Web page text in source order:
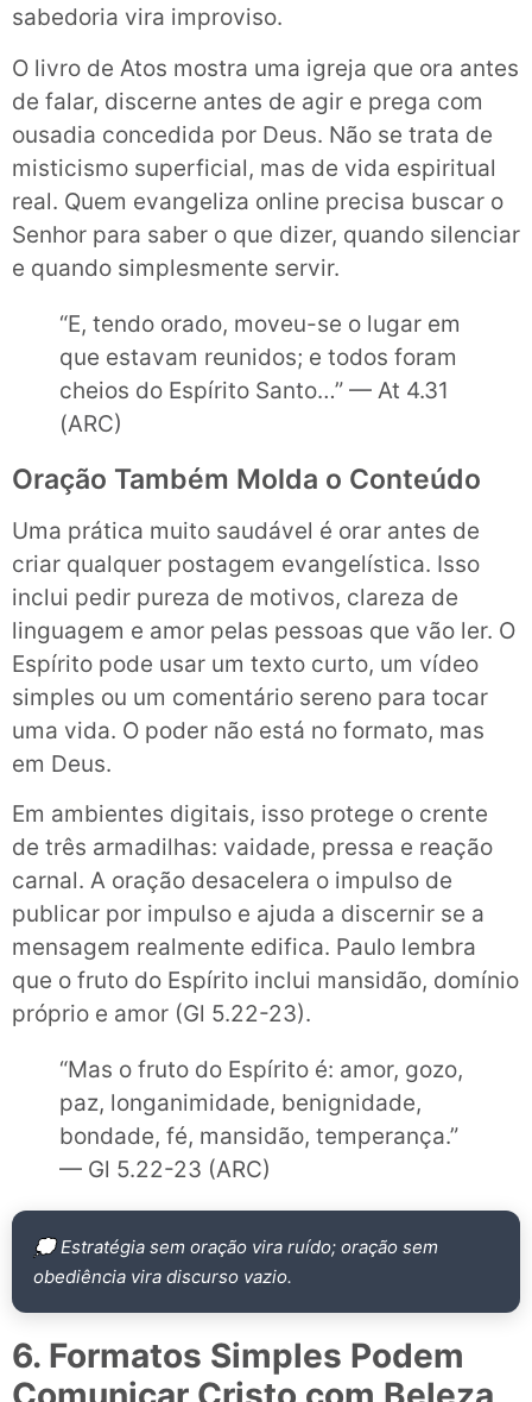
sabedoria vira improviso.
O livro de Atos mostra uma igreja que ora antes
de falar, discerne antes de agir e prega com
ousadia concedida por Deus. Não se trata de
misticismo superficial, mas de vida espiritual
real. Quem evangeliza online precisa buscar o
Senhor para saber o que dizer, quando silenciar
e quando simplesmente servir.
“E, tendo orado, moveu-se o lugar em
que estavam reunidos; e todos foram
cheios do Espírito Santo…” — At 4.31
(ARC)
Oração Também Molda o Conteúdo
Uma prática muito saudável é orar antes de
criar qualquer postagem evangelística. Isso
inclui pedir pureza de motivos, clareza de
linguagem e amor pelas pessoas que vão ler. O
Espírito pode usar um texto curto, um vídeo
simples ou um comentário sereno para tocar
uma vida. O poder não está no formato, mas
em Deus.
Em ambientes digitais, isso protege o crente
de três armadilhas: vaidade, pressa e reação
carnal. A oração desacelera o impulso de
publicar por impulso e ajuda a discernir se a
mensagem realmente edifica. Paulo lembra
que o fruto do Espírito inclui mansidão, domínio
próprio e amor (Gl 5.22-23).
“Mas o fruto do Espírito é: amor, gozo,
paz, longanimidade, benignidade,
bondade, fé, mansidão, temperança.”
— Gl 5.22-23 (ARC)
💭 Estratégia sem oração vira ruído; oração sem
obediência vira discurso vazio.
6. Formatos Simples Podem